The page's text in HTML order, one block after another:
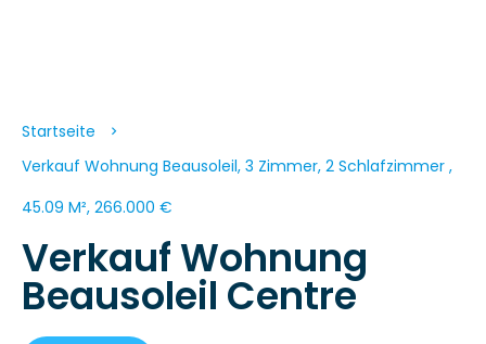
Startseite
Verkauf Wohnung Beausoleil, 3 Zimmer, 2 Schlafzimmer ,
45.09 M², 266.000 €
Verkauf Wohnung
Beausoleil Centre